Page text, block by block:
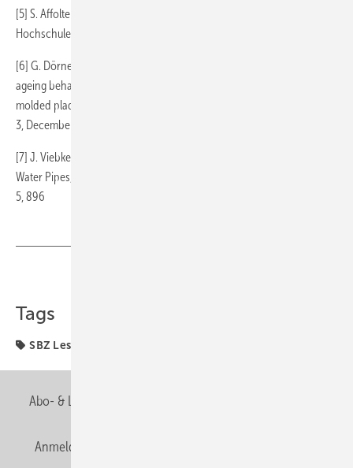
[5] S. Affolter: Langzeitverhalten von Thermoplasten, Interstaatliche
Hochschule für Technik NTB, Buchs, Schweiz, 2008
[6] G. Dörner, R.W. Lang: Influence of various stabilizer systems on the
ageing behavior of PE-MD-I. Hot-water ageing of compression
molded plaques, Polymer Degradation and Stability, Volume 62, Issue
3, December 1998, Pages 421-430
[7] J. Viebke, U. W. Gedde, Antioxidant Diffusion in Polyethylene Hot-
Water Pipes, Polymer Engineering and Science, May 1997, Vol. 37, No.
5, 896
Tags
SBZ Leserforum
Abo- & Leserservice
Anmelden